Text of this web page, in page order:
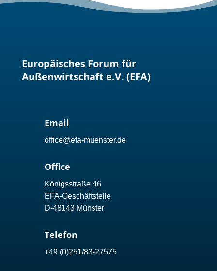
Europäisches Forum für
Außenwirtschaft e.V. (EFA)
Email
office@efa-muenster.de
Office
Königsstraße 46
EFA-Geschäftstelle
D-48143 Münster
Telefon
+49 (0)251/83-27575